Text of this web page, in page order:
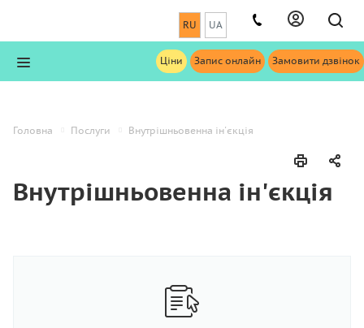
RU UA
Ціни Запис онлайн Замовити дзвінок
Головна Послуги Внутрішньовенна ін'єкція
Внутрішньовенна ін'єкція